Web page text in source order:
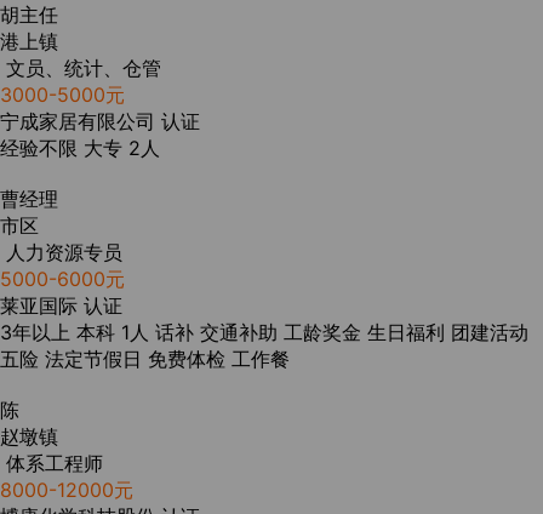
胡主任
港上镇
文员、统计、仓管
3000-5000元
宁成家居有限公司 认证
经验不限 大专 2人
曹经理
市区
人力资源专员
5000-6000元
莱亚国际 认证
3年以上 本科 1人 话补 交通补助 工龄奖金 生日福利 团建活动
五险 法定节假日 免费体检 工作餐
陈
赵墩镇
体系工程师
8000-12000元